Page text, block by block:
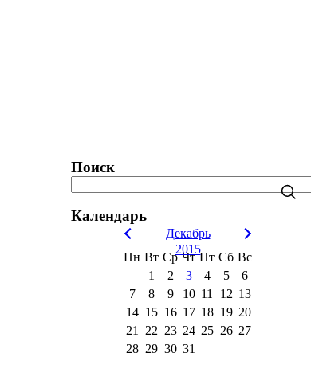
Поиск
Календарь
Декабрь
2015
Пн Вт Ср Чт Пт Сб Вс
1
2 3 4 5
6
7
8 9 10 11 12 13
14 15 16 17 18 19 20
21 22 23 24 25 26 27
28 29 30 31